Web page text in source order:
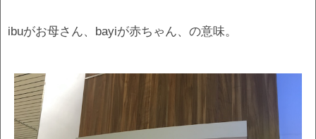
ibuがお母さん、bayiが赤ちゃん、の意味。